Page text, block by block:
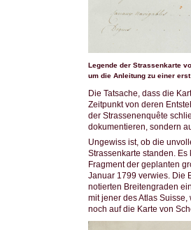
Legende der Strassenkarte
um die Anleitung zu einer
Die Tatsache, dass die
Zeitpunkt von deren
der Strassenenquête
dokumentieren, sondern
Ungewiss ist, ob die
Strassenkarte standen.
Fragment der geplanten
Januar 1799 verwies. Die
notierten Breitengraden
mit jener des Atlas
noch auf die Karte von